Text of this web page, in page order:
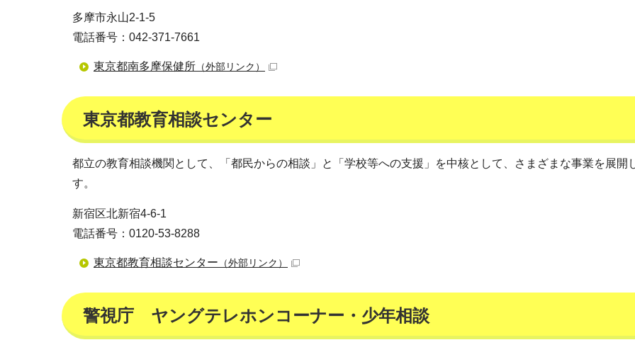
多摩市永山2-1-5
電話番号：042-371-7661
東京都南多摩保健所 （外部リンク）
東京都教育相談センター
都立の教育相談機関として、「都民からの相談」と「学校等への支援」を中核として、さまざまな事業を展開
す。
新宿区北新宿4-6-1
電話番号：0120-53-8288
東京都教育相談センター （外部リンク）
警視庁 ヤングテレホンコーナー・少年相談